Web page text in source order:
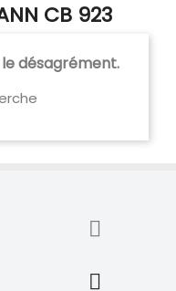
CB 923
désagrément.

